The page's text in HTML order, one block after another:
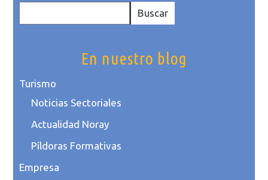
Buscar
En nuestro blog
Turismo
Noticias Sectoriales
Actualidad Noray
Píldoras Formativas
Empresa